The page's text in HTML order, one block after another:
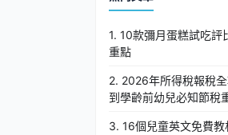
1. 10款彌月蛋糕試吃評
重點
2. 2026年所得稅報稅
到學齡前幼兒必知節稅
3. 16個兒童英文免費